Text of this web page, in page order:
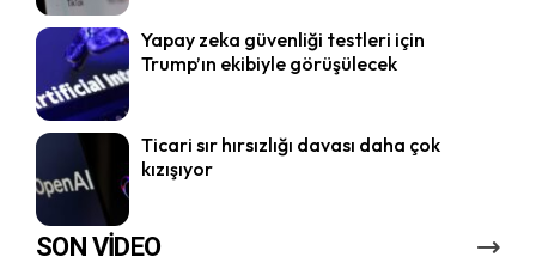
Yapay zeka güvenliği testleri için
Trump’ın ekibiyle görüşülecek
Ticari sır hırsızlığı davası daha çok
kızışıyor
SON VİDEO